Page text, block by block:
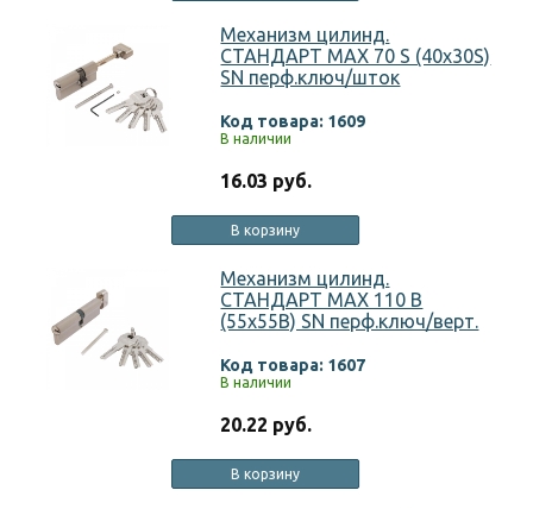
Механизм цилинд.
СТАНДАРТ MAX 70 S (40x30S)
SN перф.ключ/шток
Код товара: 1609
В наличии
16.03 руб.
В корзину
Механизм цилинд.
СТАНДАРТ MAX 110 B
(55х55В) SN перф.ключ/верт.
Код товара: 1607
В наличии
20.22 руб.
В корзину